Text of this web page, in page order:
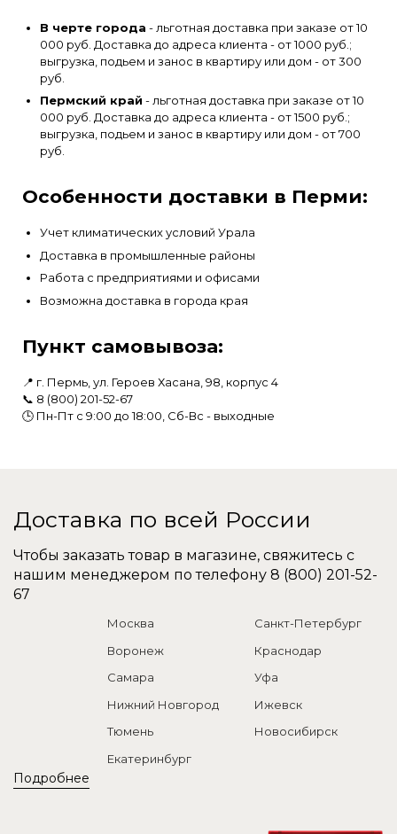
В черте города - льготная доставка при заказе от 10
000 руб. Доставка до адреса клиента - от 1000 руб.;
выгрузка, подьем и занос в квартиру или дом - от 300
руб.
Пермский край - льготная доставка при заказе от 10
000 руб. Доставка до адреса клиента - от 1500 руб.;
выгрузка, подьем и занос в квартиру или дом - от 700
руб.
Особенности доставки в Перми:
Учет климатических условий Урала
Доставка в промышленные районы
Работа с предприятиями и офисами
Возможна доставка в города края
Пункт самовывоза:
📍 г. Пермь, ул. Героев Хасана, 98, корпус 4
📞 8 (800) 201-52-67
🕒 Пн-Пт с 9:00 до 18:00, Сб-Вс - выходные
Доставка по всей России
Чтобы заказать товар в магазине, свяжитесь с
нашим менеджером по телефону 8 (800) 201-52-
67
Подробнее
Москва
Санкт-Петербург
Воронеж
Краснодар
Самара
Уфа
Нижний Новгород
Ижевск
Тюмень
Новосибирск
Екатеринбург